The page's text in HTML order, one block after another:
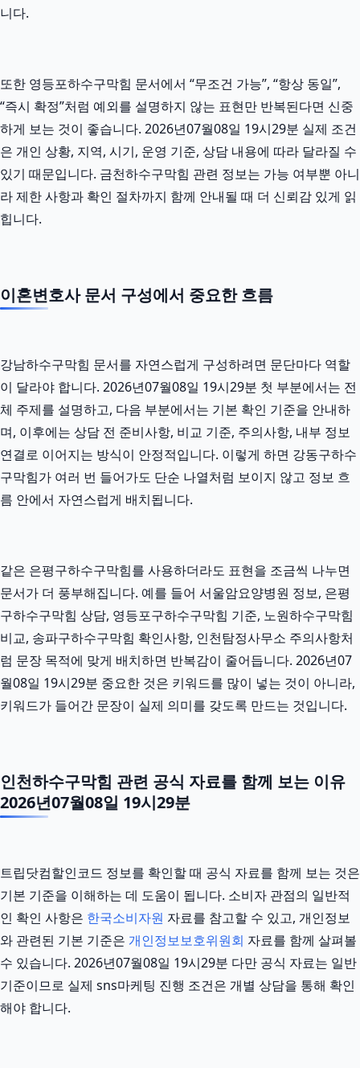
니다.
또한 영등포하수구막힘 문서에서 “무조건 가능”, “항상 동일”,
“즉시 확정”처럼 예외를 설명하지 않는 표현만 반복된다면 신중
하게 보는 것이 좋습니다. 2026년07월08일 19시29분 실제 조건
은 개인 상황, 지역, 시기, 운영 기준, 상담 내용에 따라 달라질 수
있기 때문입니다. 금천하수구막힘 관련 정보는 가능 여부뿐 아니
라 제한 사항과 확인 절차까지 함께 안내될 때 더 신뢰감 있게 읽
힙니다.
이혼변호사 문서 구성에서 중요한 흐름
강남하수구막힘 문서를 자연스럽게 구성하려면 문단마다 역할
이 달라야 합니다. 2026년07월08일 19시29분 첫 부분에서는 전
체 주제를 설명하고, 다음 부분에서는 기본 확인 기준을 안내하
며, 이후에는 상담 전 준비사항, 비교 기준, 주의사항, 내부 정보
연결로 이어지는 방식이 안정적입니다. 이렇게 하면 강동구하수
구막힘가 여러 번 들어가도 단순 나열처럼 보이지 않고 정보 흐
름 안에서 자연스럽게 배치됩니다.
같은 은평구하수구막힘를 사용하더라도 표현을 조금씩 나누면
문서가 더 풍부해집니다. 예를 들어 서울암요양병원 정보, 은평
구하수구막힘 상담, 영등포구하수구막힘 기준, 노원하수구막힘
비교, 송파구하수구막힘 확인사항, 인천탐정사무소 주의사항처
럼 문장 목적에 맞게 배치하면 반복감이 줄어듭니다. 2026년07
월08일 19시29분 중요한 것은 키워드를 많이 넣는 것이 아니라,
키워드가 들어간 문장이 실제 의미를 갖도록 만드는 것입니다.
인천하수구막힘 관련 공식 자료를 함께 보는 이유
2026년07월08일 19시29분
트립닷컴할인코드 정보를 확인할 때 공식 자료를 함께 보는 것은
기본 기준을 이해하는 데 도움이 됩니다. 소비자 관점의 일반적
인 확인 사항은 한국소비자원 자료를 참고할 수 있고, 개인정보
와 관련된 기본 기준은 개인정보보호위원회 자료를 함께 살펴볼
수 있습니다. 2026년07월08일 19시29분 다만 공식 자료는 일반
기준이므로 실제 sns마케팅 진행 조건은 개별 상담을 통해 확인
해야 합니다.